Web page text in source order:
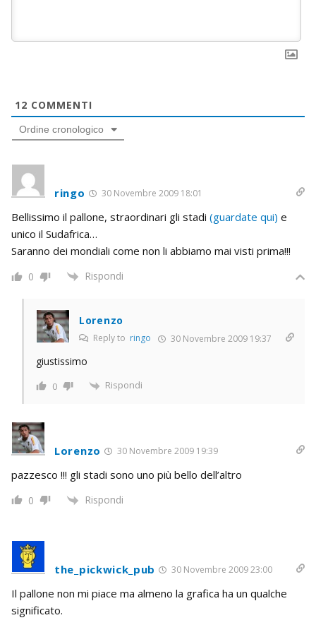
12 COMMENTI
Ordine cronologico
ringo 30 Novembre 2009 18:01
Bellissimo il pallone, straordinari gli stadi (guardate qui) e
unico il Sudafrica…
Saranno dei mondiali come non li abbiamo mai visti prima!!!
0 Rispondi
Lorenzo
Reply to ringo 30 Novembre 2009 19:37
giustissimo
0 Rispondi
Lorenzo 30 Novembre 2009 19:39
pazzesco !!! gli stadi sono uno più bello dell’altro
0 Rispondi
the_pickwick_pub 30 Novembre 2009 23:00
Il pallone non mi piace ma almeno la grafica ha un qualche
significato.